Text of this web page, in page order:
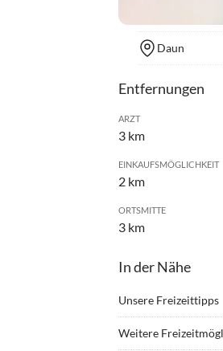
Daun
Entfernungen
ARZT
3 km
EINKAUFSMÖGLICHKEIT
2 km
ORTSMITTE
3 km
In der Nähe
Unsere Freizeittipps
Weitere